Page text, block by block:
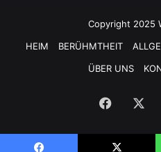
Copyright 2025
HEIM
BERÜHMTHEIT
ÜBER UNS